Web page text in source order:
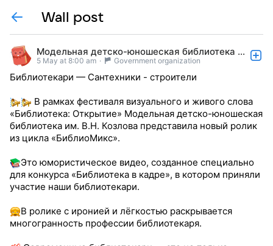
Wall post
Модельная детско-юношеская библиотека г. Мегион
5 May at 8:00 am · Government organization
Библиотекари — Сантехники - строители
В рамках фестиваля визуального и живого слова
«Библиотека: Открытие» Модельная детско-юношеская
библиотека им. В.Н. Козлова представила новый ролик
из цикла «БиблиоМикс».
Это юмористическое видео, созданное специально
для конкурса «Библиотека в кадре», в котором приняли
участие наши библиотекари.
В ролике с иронией и лёгкостью раскрывается
многогранность профессии библиотекаря.